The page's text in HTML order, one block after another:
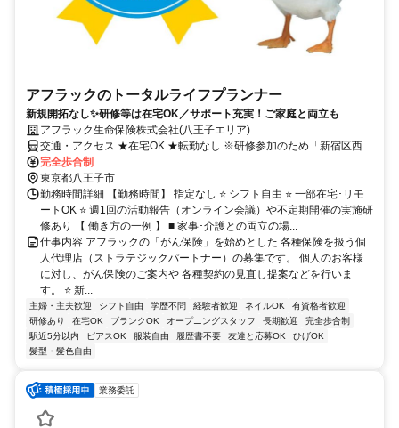
アフラックのトータルライフプランナー
新規開拓なし✨研修等は在宅OK／サポート充実！ご家庭と両立も
アフラック生命保険株式会社(八王子エリア)
交通・アクセス ★在宅OK ★転勤なし ※研修参加のため「新宿区西新
宿」への出社あり
完全歩合制
東京都八王子市
勤務時間詳細 【勤務時間】 指定なし ⭐ シフト自由 ⭐ 一部在宅･リモ
ートOK ⭐ 週1回の活動報告（オンライン会議）や不定期開催の実施研
修あり 【 働き方の一例 】 ■ 家事･介護との両立の場...
仕事内容 アフラックの「がん保険」を始めとした 各種保険を扱う個
人代理店（ストラテジックパートナー）の募集です。 個人のお客様
に対し、がん保険のご案内や 各種契約の見直し提案などを行いま
す。 ⭐ 新...
主婦・主夫歓迎 シフト自由 学歴不問 経験者歓迎 ネイルOK
有資格者歓迎
研修あり
在宅OK ブランクOK オープニングスタッフ 長期歓迎
完全歩合制
駅近5分以内
ピアスOK 服装自由 履歴書不要 友達と応募OK
ひげOK
髪型・髪色自由
業務委託